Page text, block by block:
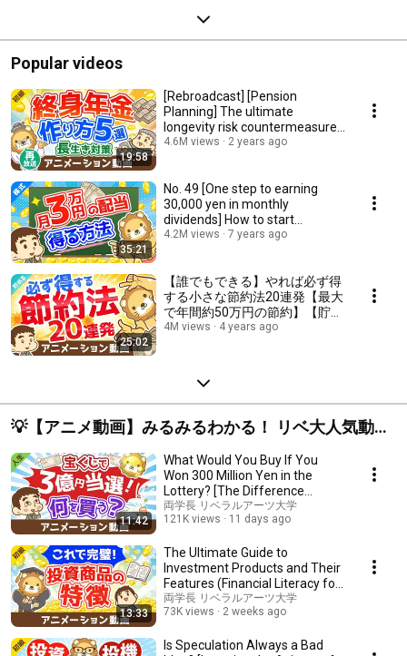
Popular videos
19:58
[Rebroadcast] [Pension
Planning] The ultimate
longevity risk countermeasure!
5 options for prepar...
4.6M views 2 years ago
35:21
No. 49 [One step to earning
30,000 yen in monthly
dividends] How to start
investing in high-yield...
4.2M views 7 years ago
25:02
【誰でもできる】やれば必ず得
する小さな節約法20連発【最大
で年間約50万円の節約】【貯め
る編】：（アニメ動画）第135
4M views 4 years ago
💡【アニメ動画】みるみるわかる！ リベ大人気動画
アニメリメイク
11:42
What Would You Buy If You
Won 300 Million Yen in the
Lottery? [The Difference
Between the Rich an...
両学長 リベラルアーツ大学
121K views
11 days ago
13:33
The Ultimate Guide to
Investment Products and Their
Features (Financial Literacy for
Beginners): ...
両学長 リベラルアーツ大学
73K views
2 weeks ago
Is Speculation Always a Bad